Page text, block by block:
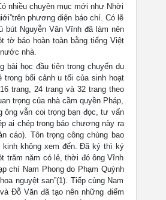
nhiều chuyên mục mới như Nhời
phương diện báo chí. Có lẽ
Nguyễn Văn Vĩnh đã làm nên
tờ báo hoàn toàn bằng tiếng Việt
nhà.
bài học đầu tiên trong chuyến du
bối cảnh u tối của sinh hoạt
trang, 24 trang và 32 trang theo
trọng của nhà cầm quyền Pháp,
ông vẫn coi trọng bạn đọc, tư vấn
ai chép trong báo chương này ra
cáo). Tôn trọng công chúng bao
kinh không xem đến. Đã ký thì ký
trăm năm có lẻ, thời đó ông Vĩnh
chí Nam Phong do Phạm Quỳnh
nguyệt san”(1). Tiếp cùng Nam
Đỗ Văn đã tạo nên những điểm